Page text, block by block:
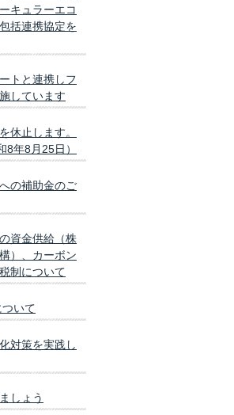
キュラーエコ
括連携協定を
トと連携しフ
しています
休止します。
8年8月25日）
の補助金のご
資金供給（株
）、カーボン
制について
いて
対策を実践し
しょう